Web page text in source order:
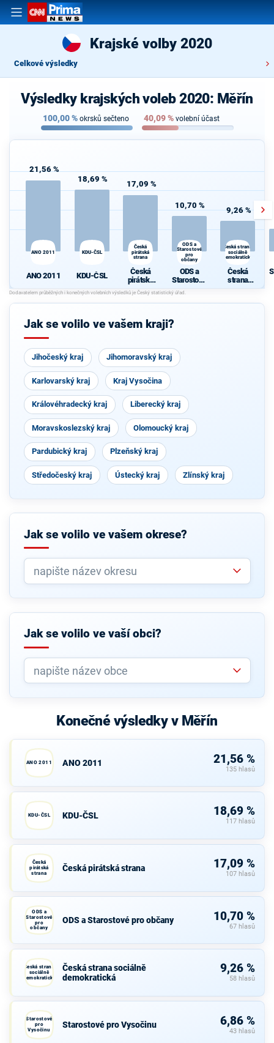
Krajské volby 2020
Celkové výsledky
Výsledky krajských voleb 2020: Měřín
100,00% okrsků sečteno 40,09% volební účast
21,56 %
ANO 2011
ANO 2011
18,69 %
KDU-ČSL
KDU-ČSL
17,09 %
Česká
pirátská
strana
Česká
pirátská
strana
10,70 %
ODS a
Starostové
pro
občany
ODS a
Starostové
pro občany
9,26 %
Česká strana
sociálně
demokratická
Česká
strana
sociálně
cká
Jak se volilo ve vašem kraji?
Jihočeský kraj Jihomoravský kraj
Karlovarský kraj Kraj Vysočina
Královéhradecký kraj Liberecký kraj
Moravskoslezský kraj Olomoucký kraj
Pardubický kraj Plzeňský kraj
Středočeský kraj Ústecký kraj Zlínský kraj
Jak se volilo ve vašem okrese?
Jak se volilo ve vaší obci?
Konečné výsledky v Měřín
ANO 2011 ANO 2011 21,56 %
135 hlasů
KDU-ČSL KDU-ČSL 18,69 %
117 hlasů
Česká
pirátská
strana
Česká pirátská strana 17,09 %
107 hlasů
ODS a
Starostové
pro
občany
ODS a Starostové pro občany 10,70 %
67 hlasů
Česká strana
sociálně
demokratická
Česká strana sociálně
demokratická
9,26 %
58 hlasů
Starostové
pro
Vysočinu
Starostové pro Vysočinu 6,86 %
43 hlasů